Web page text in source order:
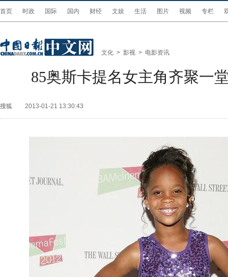
首页 时政 国际 国内 财经 文娱 生活 图片 视频 专栏
文化 > 影视 > 电影资讯
85奥斯卡提名女主角齐聚一
搜狐 2013-01-21 13:30:43